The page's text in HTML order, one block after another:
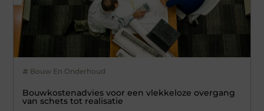
Bouw En Onderhoud
Bouwkostenadvies voor een vlekkeloze overgang
van schets tot realisatie